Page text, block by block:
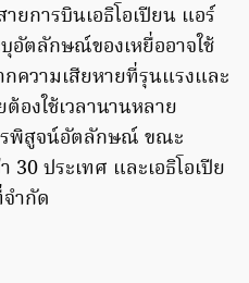
ยการบินเอธิโอเปียน แอร์
อัตลักษณ์ของเหยื่ออาจใช้
กความเสียหายที่รุนแรงและ
ต้องใช้เวลานานหลาย
รพิสูจน์อัตลักษณ์ ขณะ
ประเทศ และเอธิโอเปีย
ำกัด